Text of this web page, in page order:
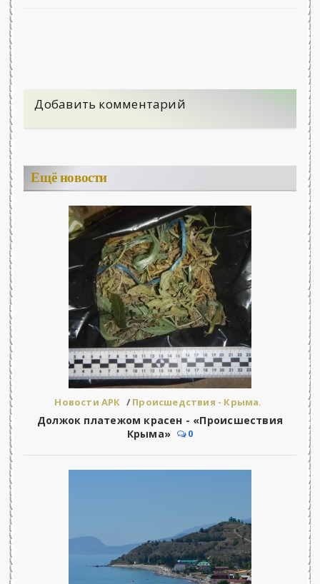
Добавить комментарий
Ещё новости
Новости АРК / Происшедствия - Крыма.
Должок платежом красен - «Происшествия
Крыма»
0